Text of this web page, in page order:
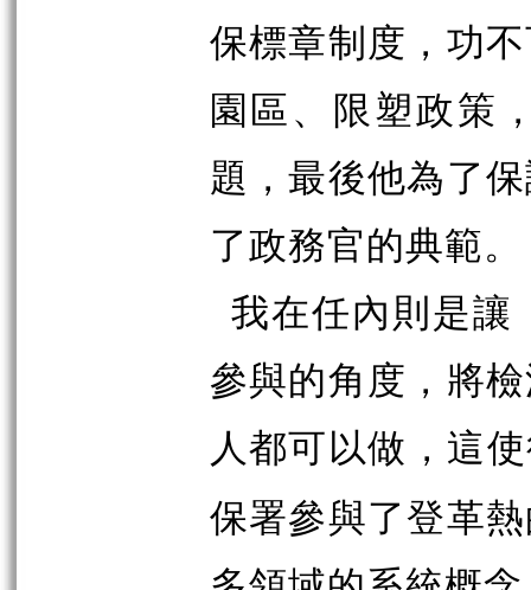
保標章制度，功
園區、限塑政策
題，最後他為了
了政務官的典範。
我在任內則是讓
參與的角度，將
人都可以做，這
保署參與了登革